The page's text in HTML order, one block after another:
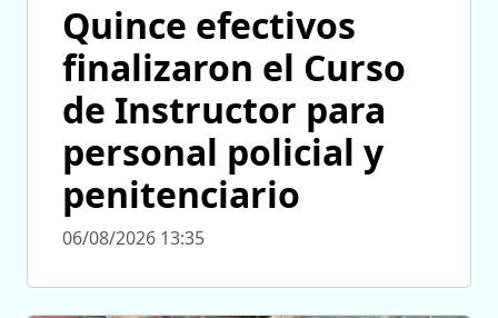
Quince efectivos
finalizaron el Curso
de Instructor para
personal policial y
penitenciario
06/08/2026 13:35